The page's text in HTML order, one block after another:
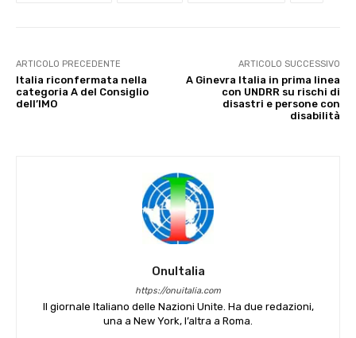
ARTICOLO PRECEDENTE
Italia riconfermata nella
categoria A del Consiglio
dell’IMO
ARTICOLO SUCCESSIVO
A Ginevra Italia in prima linea
con UNDRR su rischi di
disastri e persone con
disabilità
OnuItalia
https://onuitalia.com
Il giornale Italiano delle Nazioni Unite. Ha due redazioni,
una a New York, l’altra a Roma.